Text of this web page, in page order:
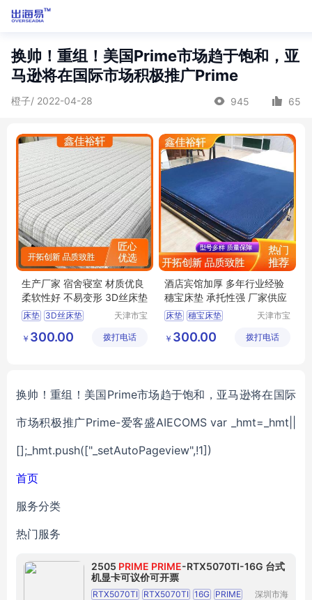
换帅！重组！美国Prime市场趋于饱和，亚
马逊将在国际市场积极推广Prime
橙子/ 2022-04-28 945 65
生产厂家 宿舍寝室 材质优良
柔软性好 不易变形 3D丝床垫
床垫 3D丝床垫
席梦思弹簧垫
天津市宝
裕轩床垫
￥ 300.00 拨打电话
酒店宾馆加厚 多年行业经验
穗宝床垫 承托性强 厂家供应
床垫 穗宝床垫
席梦思弹簧垫
天津市宝
裕轩床垫
￥ 300.00 拨打电话
换帅！重组！美国Prime市场趋于饱和，亚马逊将在国际
市场积极推广Prime-爱客盛AIECOMS var _hmt=_hmt||
[];_hmt.push(["_setAutoPageview",!1])
首页
服务分类
热门服务
2505 PRIME PRIME-RTX5070TI-16G 台式
机显卡可议价可开票
RTX5070TI RTX5070TI 16G PRIME
深圳市海